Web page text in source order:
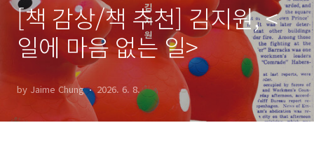
[책 감상/책 추천] 김지원, <
일에 마음 없는 일>
by Jaime Chung 2026. 6. 8.